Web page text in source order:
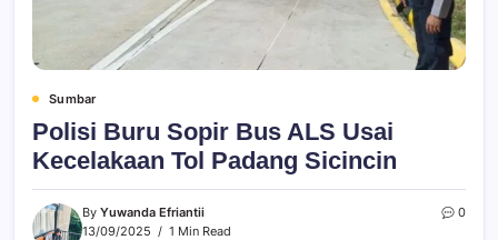
Sumbar
Polisi Buru Sopir Bus ALS Usai
Kecelakaan Tol Padang Sicincin
By Yuwanda Efriantii
13/09/2025
1 Min Read
0